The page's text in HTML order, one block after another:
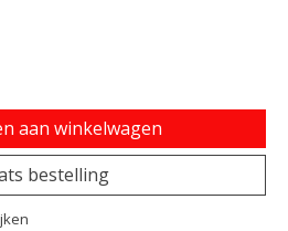
aan winkelwagen
bestelling